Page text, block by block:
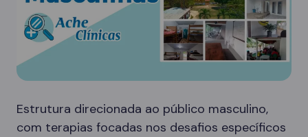
Estrutura direcionada ao público masculino,
com terapias focadas nos desafios específicos